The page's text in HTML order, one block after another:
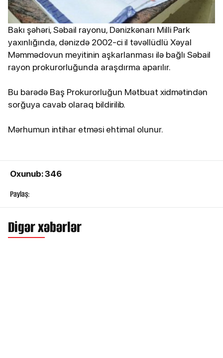
Bakı şəhəri, Səbail rayonu, Dənizkənarı Milli Park
yaxınlığında, dənizdə 2002-ci il təvəllüdlü Xəyal
Məmmədovun meyitinin aşkarlanması ilə bağlı Səbail
rayon prokurorluğunda araşdırma aparılır.
Bu barədə Baş Prokurorluğun Mətbuat xidmətindən
sorğuya cavab olaraq bildirilib.
Mərhumun intihar etməsi ehtimal olunur.
Oxunub: 346
Paylaş:
Digər xəbərlər